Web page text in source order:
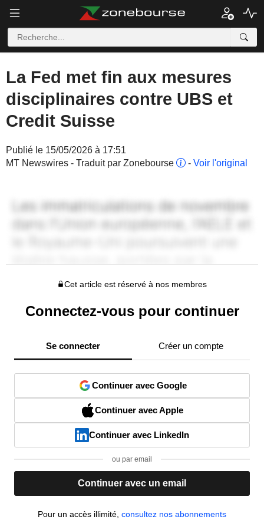
La Fed met fin aux mesures
disciplinaires contre UBS et
Credit Suisse
Publié le 15/05/2026 à 17:51
MT Newswires - Traduit par Zonebourse
- Voir l'original
Cet article est réservé à nos membres
Connectez-vous pour continuer
Se connecter Créer un compte
Continuer avec Google
Continuer avec Apple
Continuer avec LinkedIn
ou par email
Continuer avec un email
Pour un accès illimité, consultez nos abonnements